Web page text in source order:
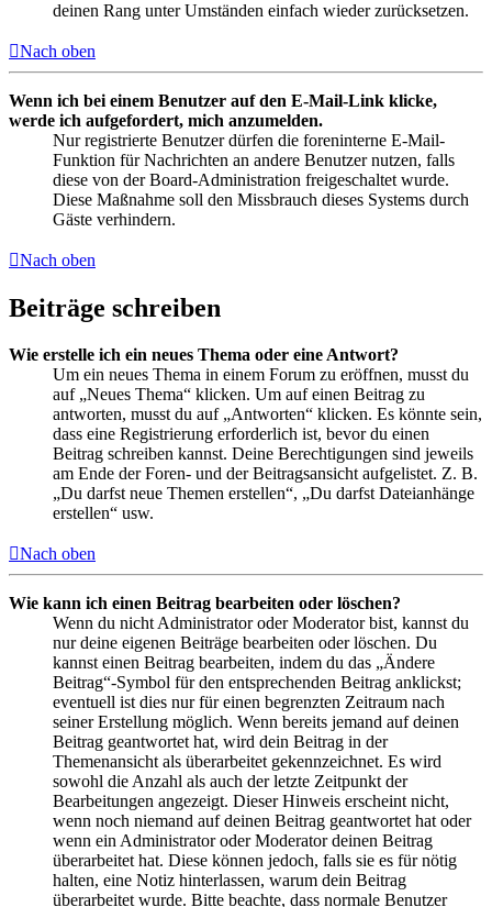
deinen Rang unter Umständen einfach wieder zurücksetzen.
Nach oben
Wenn ich bei einem Benutzer auf den E-Mail-Link klicke,
werde ich aufgefordert, mich anzumelden.
Nur registrierte Benutzer dürfen die foreninterne E-Mail-
Funktion für Nachrichten an andere Benutzer nutzen, falls
diese von der Board-Administration freigeschaltet wurde.
Diese Maßnahme soll den Missbrauch dieses Systems durch
Gäste verhindern.
Nach oben
Beiträge schreiben
Wie erstelle ich ein neues Thema oder eine Antwort?
Um ein neues Thema in einem Forum zu eröffnen, musst du
auf „Neues Thema“ klicken. Um auf einen Beitrag zu
antworten, musst du auf „Antworten“ klicken. Es könnte sein,
dass eine Registrierung erforderlich ist, bevor du einen
Beitrag schreiben kannst. Deine Berechtigungen sind jeweils
am Ende der Foren- und der Beitragsansicht aufgelistet. Z. B.
„Du darfst neue Themen erstellen“, „Du darfst Dateianhänge
erstellen“ usw.
Nach oben
Wie kann ich einen Beitrag bearbeiten oder löschen?
Wenn du nicht Administrator oder Moderator bist, kannst du
nur deine eigenen Beiträge bearbeiten oder löschen. Du
kannst einen Beitrag bearbeiten, indem du das „Ändere
Beitrag“-Symbol für den entsprechenden Beitrag anklickst;
eventuell ist dies nur für einen begrenzten Zeitraum nach
seiner Erstellung möglich. Wenn bereits jemand auf deinen
Beitrag geantwortet hat, wird dein Beitrag in der
Themenansicht als überarbeitet gekennzeichnet. Es wird
sowohl die Anzahl als auch der letzte Zeitpunkt der
Bearbeitungen angezeigt. Dieser Hinweis erscheint nicht,
wenn noch niemand auf deinen Beitrag geantwortet hat oder
wenn ein Administrator oder Moderator deinen Beitrag
überarbeitet hat. Diese können jedoch, falls sie es für nötig
halten, eine Notiz hinterlassen, warum dein Beitrag
überarbeitet wurde. Bitte beachte, dass normale Benutzer